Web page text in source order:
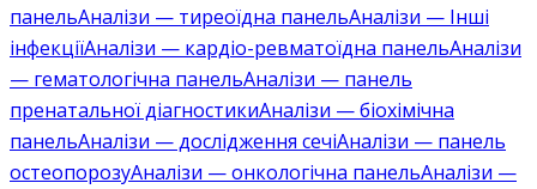
панельАналізи — тиреоїдна панельАналізи — Інші
інфекціїАналізи — кардіо-ревматоїдна панельАналізи
— гематологічна панельАналізи — панель
пренатальної діагностикиАналізи — біохімічна
панельАналізи — дослідження сечіАналізи — панель
остеопорозуАналізи — онкологічна панельАналізи —